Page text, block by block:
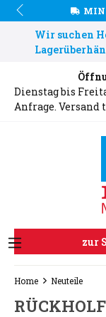
Wir suchen
Dienstag bis
Anfrage.
zur
Home Neuteile